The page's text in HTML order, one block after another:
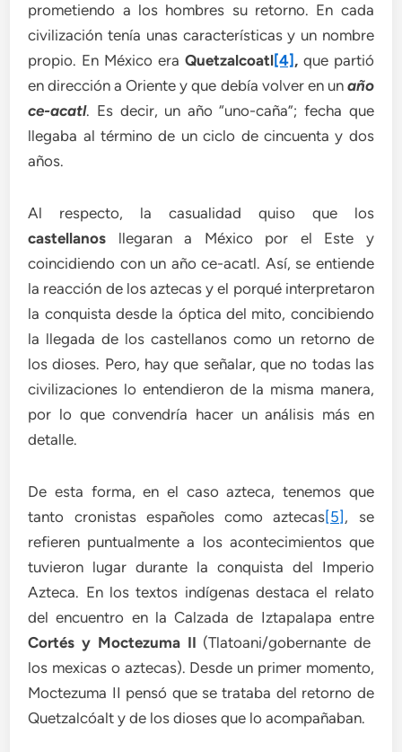
prometiendo a los hombres su retorno. En cada
civilización tenía unas características y un nombre
propio. En México era Quetzalcoatl[4] ,que partió
en dirección a Oriente y que debía volver en un año
ce-acatl. Es decir, un año “uno-caña”; fecha que
llegaba al término de un ciclo de cincuenta y dos
años.
Al respecto, la casualidad quiso que los
castellanos llegaran a México por el Este y
coincidiendo con un año ce-acatl. Así, se entiende
la reacción de los aztecas y el porqué interpretaron
la conquista desde la óptica del mito, concibiendo
la llegada de los castellanos como un retorno de
los dioses. Pero, hay que señalar, que no todas las
civilizaciones lo entendieron de la misma manera,
por lo que convendría hacer un análisis más en
detalle.
De esta forma, en el caso azteca, tenemos que
tanto cronistas españoles como aztecas[5] , se
refieren puntualmente a los acontecimientos que
tuvieron lugar durante la conquista del Imperio
Azteca. En los textos indígenas destaca el relato
del encuentro en la Calzada de Iztapalapa entre
Cortés y Moctezuma II (Tlatoani/gobernante de
los mexicas o aztecas). Desde un primer momento,
Moctezuma II pensó que se trataba del retorno de
Quetzalcóalt y de los dioses que lo acompañaban.